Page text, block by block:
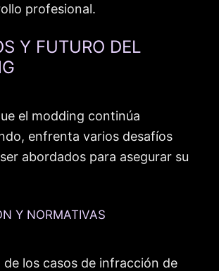
profesional.
Y FUTURO DEL
el modding continúa
enfrenta varios desafíos
abordados para asegurar su
Y NORMATIVAS
de los casos de infracción de